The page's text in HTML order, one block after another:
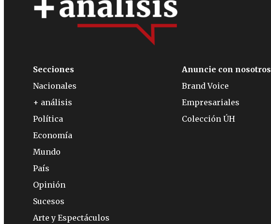
Secciones
Nacionales
+ análisis
Política
Economía
Mundo
País
Opinión
Sucesos
Arte y Espectáculos
Anuncie con nosotros
Brand Voice
Empresariales
Colección ÚH